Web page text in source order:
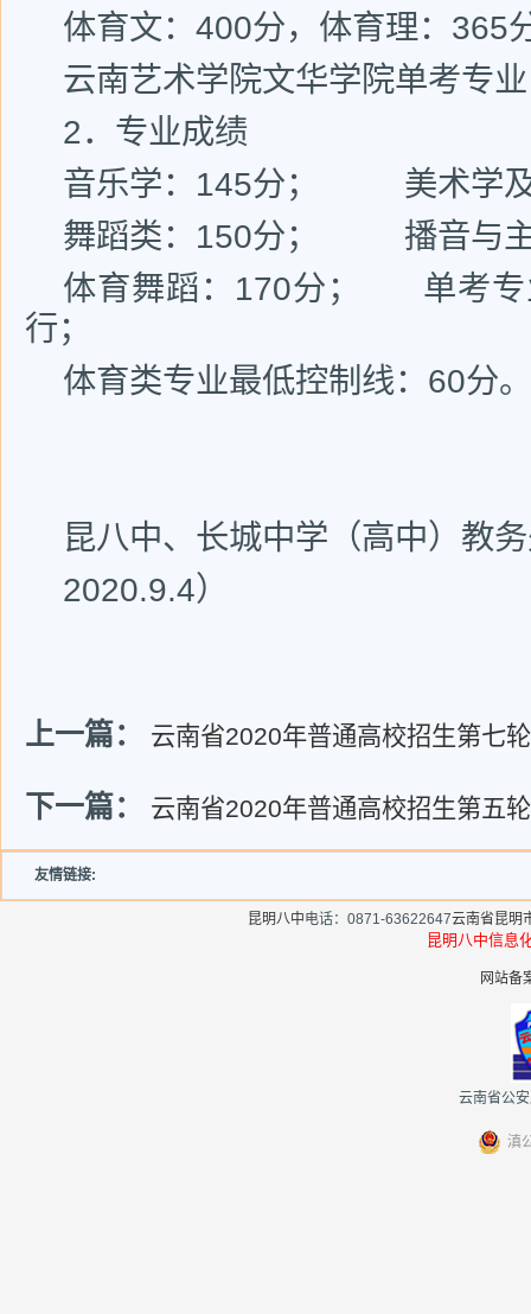
体育文：400分，体育理：365
云南艺术学院文华学院单考专
2．专业成绩
音乐学：145分； 美术学及
舞蹈类：150分； 播音与主
体育舞蹈：170分； 单考专
行；
体育类专业最低控制线：60分。
昆八中、长城中学（高中）教
2020.9.4）
上一篇： 云南省2020年普通高校招生第七
下一篇： 云南省2020年普通高校招生第五
友情链接:
昆明八中电话：0871-63622647云南省昆明
昆明八中信
网站备
云南省公
滇